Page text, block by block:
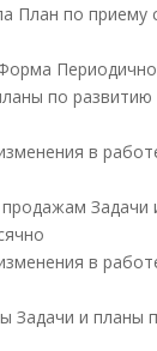
План по
по
в
Задачи
в
Задачи и планы